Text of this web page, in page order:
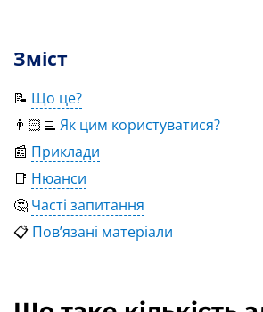
Зміст
📝 Що це?
👨🏻‍💻 Як цим користуватися?
📰 Приклади
📑 Нюанси
🤔 Часті запитання
📋 Пов’язані матеріали